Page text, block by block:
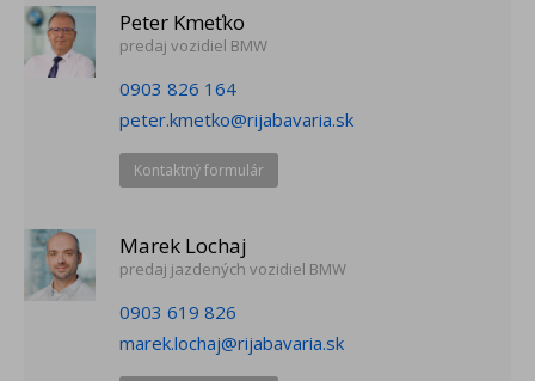
Peter Kmeťko
predaj vozidiel BMW
0903 826 164
peter.kmetko@rijabavaria.sk
Kontaktný formulár
Marek Lochaj
predaj jazdených vozidiel BMW
0903 619 826
marek.lochaj@rijabavaria.sk